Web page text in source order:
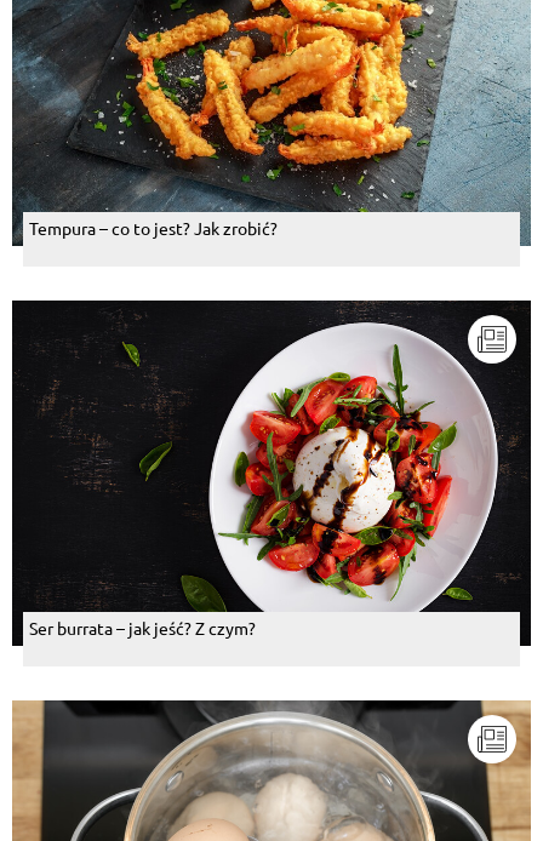
Tempura – co to jest? Jak zrobić?
Ser burrata – jak jeść? Z czym?